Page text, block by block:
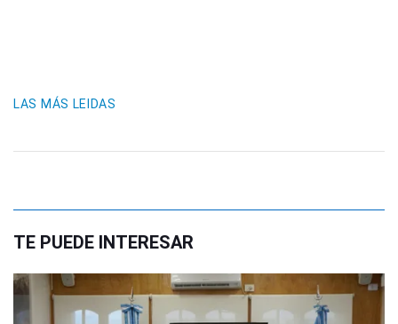
LAS MÁS LEIDAS
TE PUEDE INTERESAR